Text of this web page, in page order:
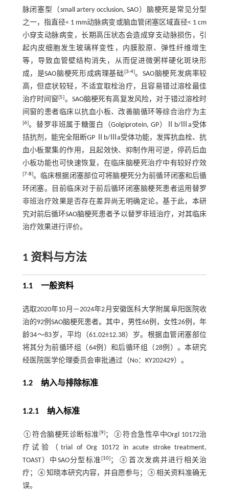
脉闭塞型（small artery occlusion, SAO）脑梗死是常见分型
之一，指直径< 1 mm动脉病变或脑血管闭塞区域直径< 1 cm
小穿支动脉病变，长期高压状态会造成穿支动脉损伤，引
起内皮细胞发生玻璃样变性，内膜胶原、弹性纤维增生
等，导致血管壁结构消失，从而促进微粥样硬化斑块形
成，是SAO脑梗死形成病理基础 [3-4]。SAO脑梗死发病率较
高，但症状较轻，不适宜取栓治疗，且容易错过溶栓最佳
治疗时间窗[5]。SAO脑梗死有高复发风险，对于错过溶栓时
间窗的患者临床以抗血小板、改善脑循环等综合治疗为主
[6]。替罗非班属于糖蛋白（Golgiprotein, GP）Ⅱb/Ⅲa受体
拮抗剂，能完全阻断GP Ⅱb/Ⅲa受体功能，发挥抗血栓、抗
血小板聚集的作用，且起效快、抑制作用可逆，停药后血
小板功能也可快速恢复，在临床脑梗死治疗中有较好疗效
[7-8]。临床根据闭塞部位可将脑梗死分为前循环闭塞和后循
环闭塞。目前临床对于前后循环闭塞脑梗死患者运用替罗
非班治疗效果是否存在差异尚无明确定论。基于此，本研
究对前后循环SAO脑梗死患者予以替罗非班治疗，对其临床
治疗效果进行评价。
1 资料与方法
1.1 一般资料
选取2020年10月—2024年2月安徽医科大学附属阜阳医院收
治的92例SAO脑梗死患者。其中，男性66例，女性26例，年
龄34～83岁，平均（61.02±12.38）岁。根据血管闭塞部位
将其分为前循环组（64例）和后循环组（28例）。本研究
经医院医学伦理委员会审批通过（No：KY202429）。
1.2 纳入与排除标准
1.2.1 纳入标准
①符合脑梗死诊断标准 [9] ；②符合急性卒中Orgl 10172治
疗试验（trial of Org 10172 in acute stroke treatment,
TOAST）中SAO分型标准[10] ；③首次发病并进行相关治
疗；④知晓本研究内容，并自愿参与；⑤相关资料准确无
误。